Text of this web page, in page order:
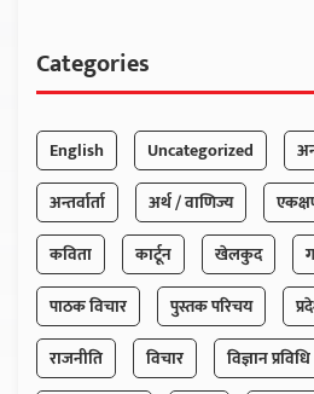
Categories
English Uncategorized
अन्तर्वार्ता
अर्थ / वाणिज्य
कविता
कार्टून खेलकुद
पाठक विचार
पुस्तक परिचय
राजनीति
विचार विज्ञान प्रविधि